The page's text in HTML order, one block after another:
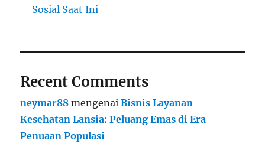
Sosial Saat Ini
Recent Comments
neymar88 mengenaiBisnis Layanan
Kesehatan Lansia: Peluang Emas di Era
Penuaan Populasi